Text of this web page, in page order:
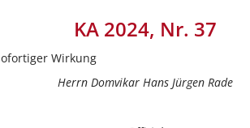
KA 2024, Nr. 37
Wirkung
Herrn Domvikar Hans Jürgen Rade